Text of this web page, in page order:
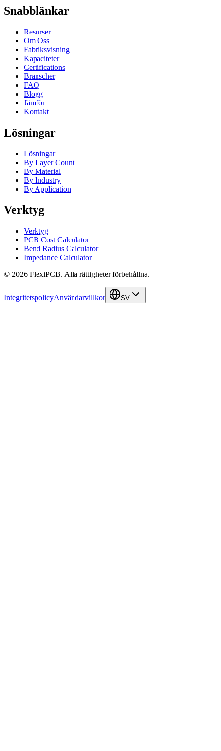
Snabblänkar
Resurser
Om Oss
Fabriksvisning
Kapaciteter
Certifications
Branscher
FAQ
Blogg
Jämför
Kontakt
Lösningar
Lösningar
By Layer Count
By Material
By Industry
By Application
Verktyg
Verktyg
PCB Cost Calculator
Bend Radius Calculator
Impedance Calculator
© 2026 FlexiPCB. Alla rättigheter förbehållna.
IntegritetspolicyAnvändarvillkor SV